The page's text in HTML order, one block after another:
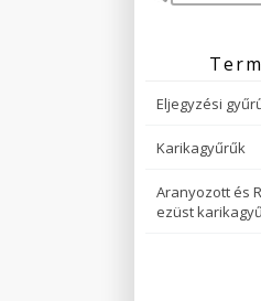
Eljegyzési
Karikagyűrűk
Aranyozott és
ezüst